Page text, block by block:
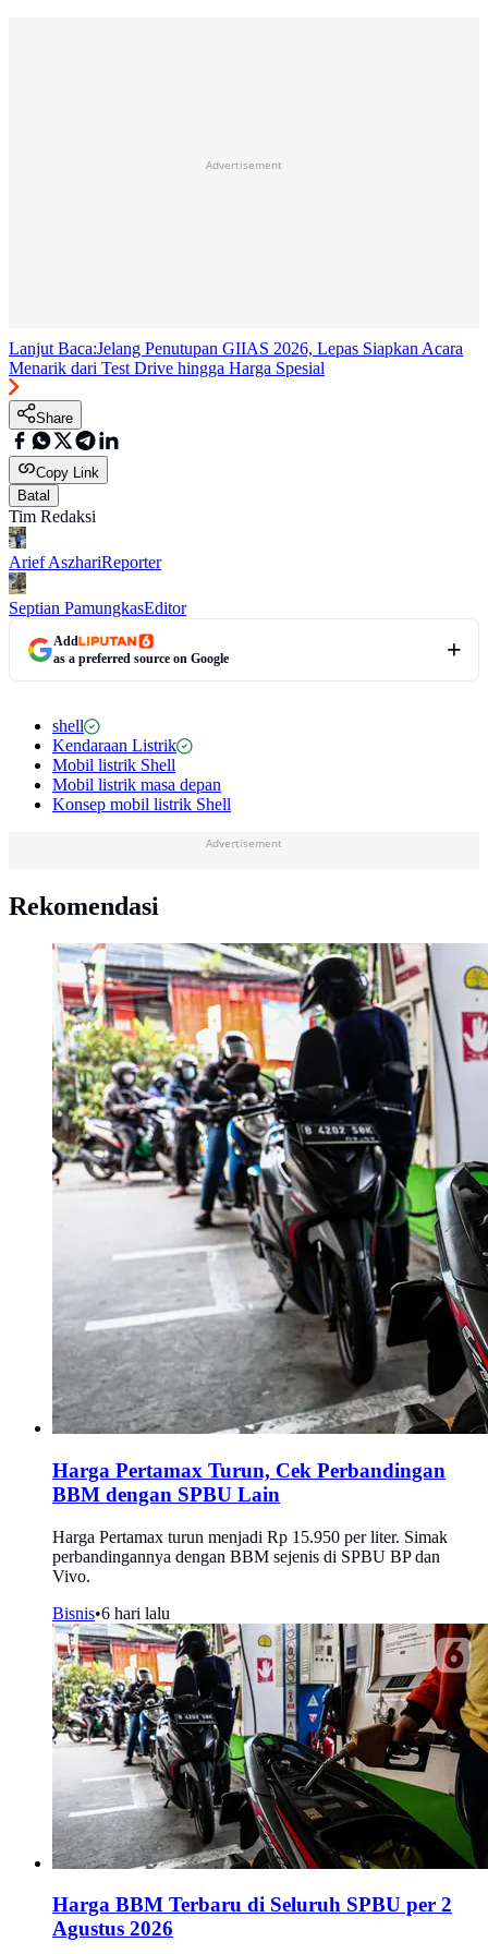
Advertisement
Lanjut Baca:Jelang Penutupan GIIAS 2026, Lepas Siapkan Acara
Menarik dari Test Drive hingga Harga Spesial
Share
Copy Link
Batal
Tim Redaksi
Arief AszhariReporter
Septian PamungkasEditor
Add
as a preferred source on Google
shell
Kendaraan Listrik
Mobil listrik Shell
Mobil listrik masa depan
Konsep mobil listrik Shell
Advertisement
Rekomendasi
Harga Pertamax Turun, Cek Perbandingan
BBM dengan SPBU Lain
Harga Pertamax turun menjadi Rp 15.950 per liter. Simak
perbandingannya dengan BBM sejenis di SPBU BP dan
Vivo.
Bisnis•6 hari lalu
Harga BBM Terbaru di Seluruh SPBU per 2
Agustus 2026